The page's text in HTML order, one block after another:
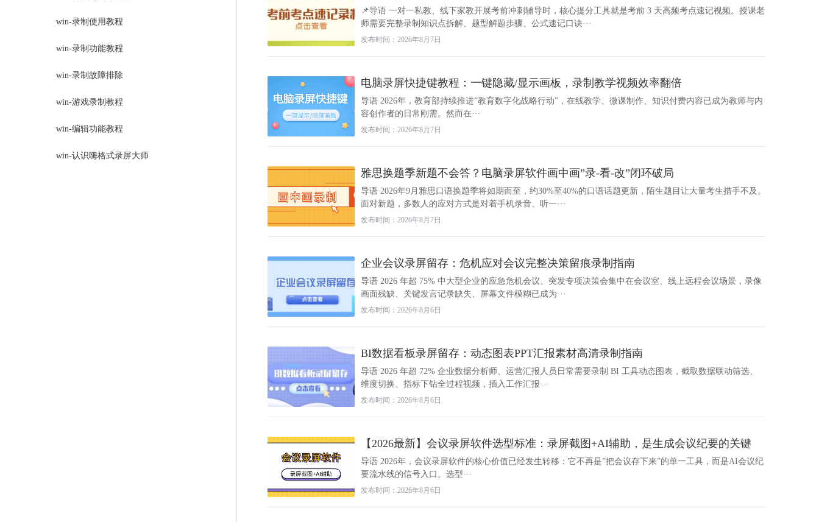
📌导语 一对一私教、线下家教开展考前冲刺辅导时，核心提分工具就是考前 3 天高频考点速记视频。授课老
师需要完整录制知识点拆解、题型解题步骤、公式速记口诀···
发布时间：2026年8月7日
电脑录屏快捷键教程：一键隐藏/显示画板，录制教学视频效率翻倍
导语 2026年，教育部持续推进”教育数字化战略行动”，在线教学、微课制作、知识付费内容已成为教师与内
容创作者的日常刚需。然而在···
发布时间：2026年8月7日
雅思换题季新题不会答？电脑录屏软件画中画”录-看-改”闭环破局
导语 2026年9月雅思口语换题季将如期而至，约30%至40%的口语话题更新，陌生题目让大量考生措手不及。
面对新题，多数人的应对方式是对着手机录音、听一···
发布时间：2026年8月7日
企业会议录屏留存：危机应对会议完整决策留痕录制指南
导语 2026 年超 75% 中大型企业的应急危机会议、突发专项决策会集中在会议室、线上远程会议场景，录像
画面残缺、关键发言记录缺失、屏幕文件模糊已成为···
发布时间：2026年8月6日
BI数据看板录屏留存：动态图表PPT汇报素材高清录制指南
导语 2026 年超 72% 企业数据分析师、运营汇报人员日常需要录制 BI 工具动态图表，截取数据联动筛选、
维度切换、指标下钻全过程视频，插入工作汇报···
发布时间：2026年8月6日
【2026最新】会议录屏软件选型标准：录屏截图+AI辅助，是生成会议纪要的关键
导语 2026年，会议录屏软件的核心价值已经发生转移：它不再是”把会议存下来”的单一工具，而是AI会议纪
要流水线的信号入口。选型···
发布时间：2026年8月6日
win-录制使用教程
win-录制功能教程
win-录制故障排除
win-游戏录制教程
win-编辑功能教程
win-认识嗨格式录屏大师